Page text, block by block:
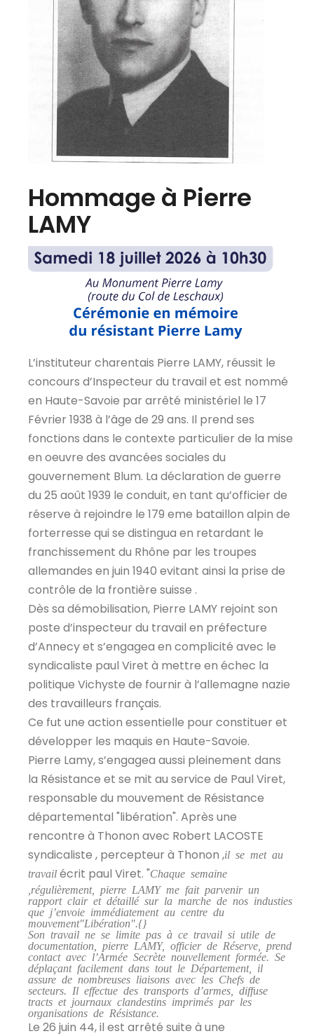
Hommage à Pierre
LAMY
L’instituteur charentais Pierre LAMY, réussit le
concours d’Inspecteur du travail et est nommé
en Haute-Savoie par arrêté ministériel le 17
Février 1938 à l’âge de 29 ans. Il prend ses
fonctions dans le contexte particulier de la mise
en oeuvre des avancées sociales du
gouvernement Blum. La déclaration de guerre
du 25 août 1939 le conduit, en tant qu’officier de
réserve à rejoindre le 179 eme bataillon alpin de
forterresse qui se distingua en retardant le
franchissement du Rhône par les troupes
allemandes en juin 1940 evitant ainsi la prise de
contrôle de la frontière suisse .
Dès sa démobilisation, Pierre LAMY rejoint son
poste d’inspecteur du travail en préfecture
d’Annecy et s’engagea en complicité avec le
syndicaliste paul Viret à mettre en échec la
politique Vichyste de fournir à l’allemagne nazie
des travailleurs français.
Ce fut une action essentielle pour constituer et
développer les maquis en Haute-Savoie.
Pierre Lamy, s’engagea aussi pleinement dans
la Résistance et se mit au service de Paul Viret,
responsable du mouvement de Résistance
départemental "libération". Après une
rencontre à Thonon avec Robert LACOSTE
syndicaliste , percepteur à Thonon ,il se met au
travail écrit paul Viret. "Chaque semaine
,régulièrement, pierre LAMY me fait parvenir un
rapport clair et détaillé sur la marche de nos industies
que j’envoie immédiatement au centre du
mouvement"Libération".{}
Son travail ne se limite pas à ce travail si utile de
documentation, pierre LAMY, officier de Réserve, prend
contact avec l’Armée Secrète nouvellement formée. Se
déplaçant facilement dans tout le Département, il
assure de nombreuses liaisons avec les Chefs de
secteurs. Il effectue des transports d’armes, diffuse
tracts et journaux clandestins imprimés par les
organisations de Résistance.
Le 26 juin 44, il est arrêté suite à une